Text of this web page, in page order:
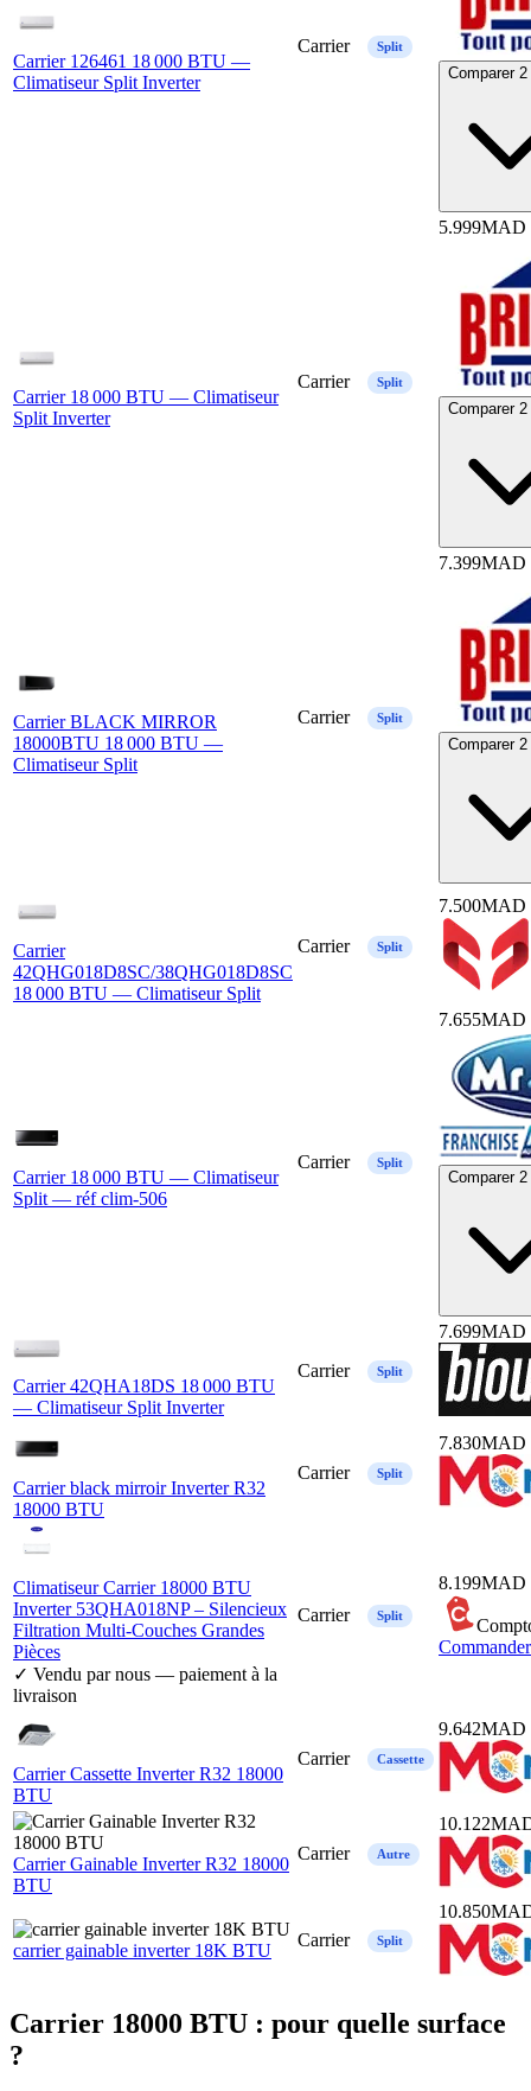
Carrier 126461 18 000 BTU —
Climatiseur Split Inverter
Carrier Split
Comparer
Carrier 18 000 BTU — Climatiseur
Split Inverter
Carrier Split
5.999MAD
Comparer
Carrier BLACK MIRROR
18000BTU 18 000 BTU —
Climatiseur Split
Carrier Split
7.399MAD
Comparer
Carrier
42QHG018D8SC/38QHG018D8SC
18 000 BTU — Climatiseur Split
Carrier Split
7.500MAD
Carrier 18 000 BTU — Climatiseur
Split — réf clim-506
Carrier Split
7.655MAD
Comparer
Carrier 42QHA18DS 18 000 BTU
— Climatiseur Split Inverter
Carrier Split
7.699MAD
Carrier black mirroir Inverter R32
18000 BTU
Carrier Split
7.830MAD
Climatiseur Carrier 18000 BTU
Inverter 53QHA018NP – Silencieux
Filtration Multi-Couches Grandes
Pièces
✓ Vendu par nous — paiement à la
livraison
Carrier Split
8.199MAD
Carrier Cassette Inverter R32 18000
BTU
Carrier Cassette
9.642MAD
Carrier Gainable Inverter R32 18000
BTU
Carrier Autre
10.122
carrier gainable inverter 18K BTU
Carrier Split
10.850
Carrier 18000 BTU : pour quelle surface
?